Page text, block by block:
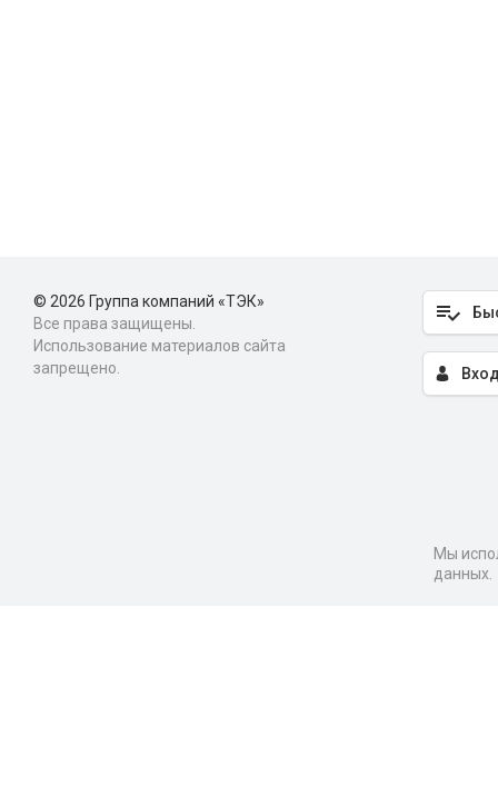
© 2026 Группа компаний «ТЭК»
Все права защищены.
Использование материалов сайта
запрещено.
Мы
данных.